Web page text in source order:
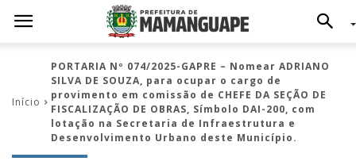
Início
PORTARIA Nº 074/2025-GAPRE – Nomear ADRIANO
SILVA DE SOUZA, para ocupar o cargo de
provimento em comissão de CHEFE DA SEÇÃO DE
FISCALIZAÇÃO DE OBRAS, Símbolo DAI-200, com
lotação na Secretaria de Infraestrutura e
Desenvolvimento Urbano deste Município.